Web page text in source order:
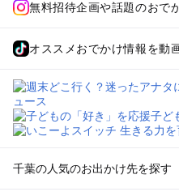
無料招待企画や話題のおで
オススメおでかけ情報を動
千葉の人気のお出かけ先を探す